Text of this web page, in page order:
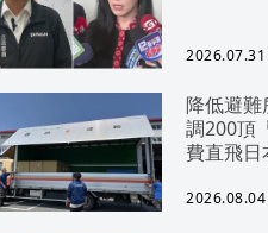
降低避
調200頂
費直飛日